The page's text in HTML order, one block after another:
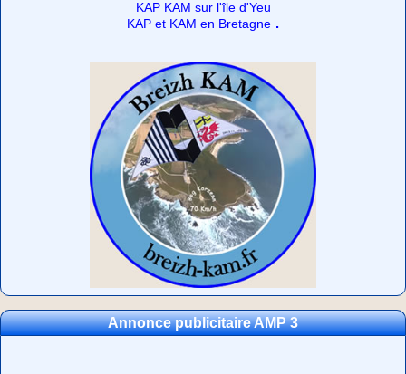
KAP KAM sur l'île d'Yeu
KAP et KAM en Bretagne .
Annonce publicitaire AMP 3